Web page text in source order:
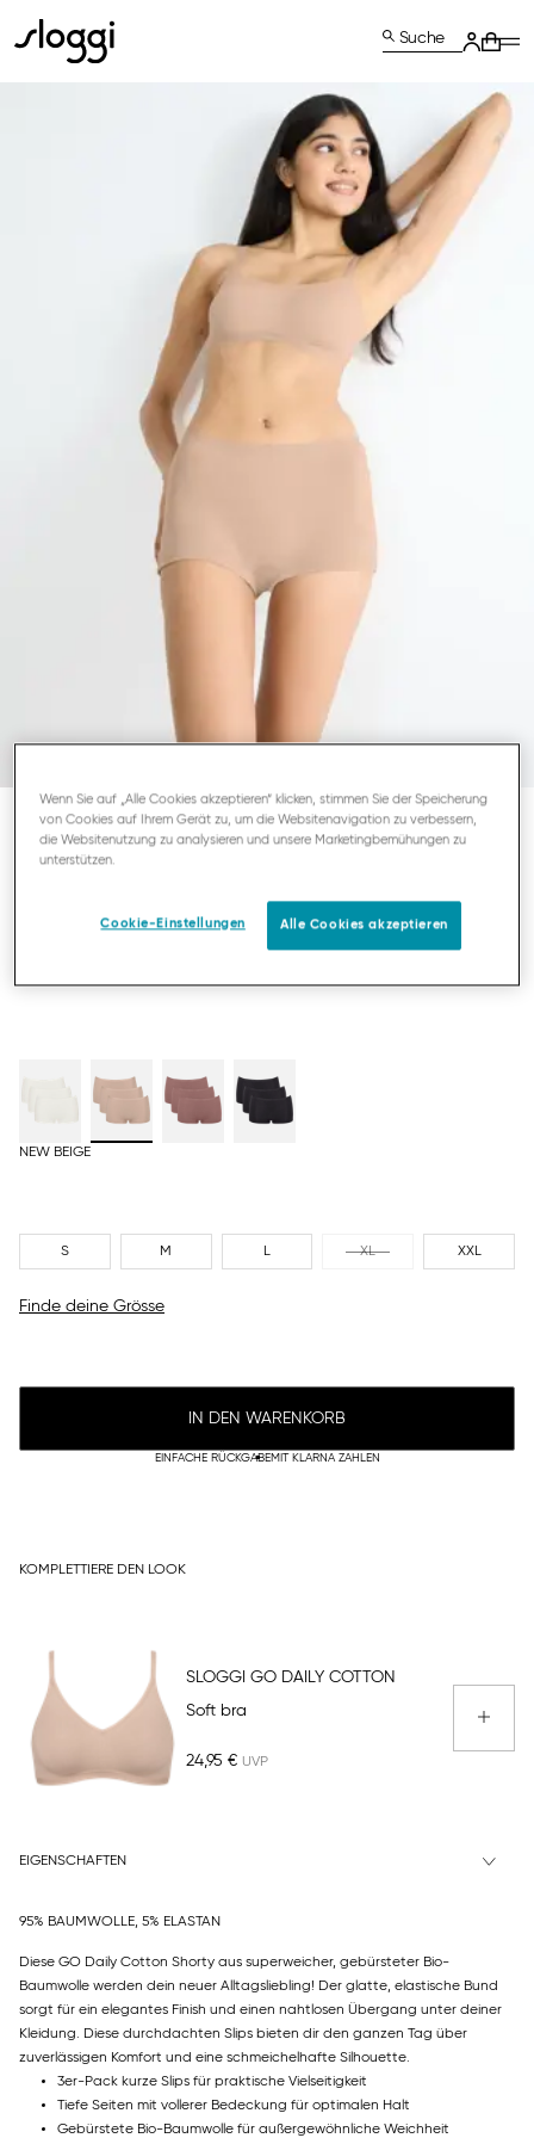
Suche
SLOGGI GO DAILY COTTON
NEW BEIGE
S M L XL XXL
Finde deine Grösse
IN DEN WARENKORB
EINFACHE RÜCKGABEMIT KLARNA ZAHLEN
KOMPLETTIERE DEN LOOK
SLOGGI GO DAILY COTTON
Soft bra
24,95 €
EIGENSCHAFTEN
95% BAUMWOLLE, 5% ELASTAN
Diese GO Daily Cotton Shorty aus superweicher, gebürsteter Bio-
Baumwolle werden dein neuer Alltagsliebling! Der glatte, elastische Bund
sorgt für ein elegantes Finish und einen nahtlosen Übergang unter deiner
Kleidung. Diese durchdachten Slips bieten dir den ganzen Tag über
zuverlässigen Komfort und eine schmeichelhafte Silhouette.
3er-Pack kurze Slips für praktische Vielseitigkeit
Tiefe Seiten mit vollerer Bedeckung für optimalen Halt
Gebürstete Bio-Baumwolle für außergewöhnliche Weichheit
Wenn Sie auf „Alle Cookies akzeptieren“ klicken, stimmen Sie der Speicherung
von Cookies auf Ihrem Gerät zu, um die Websitenavigation zu verbessern,
die Websitenutzung zu analysieren und unsere Marketingbemühungen zu
unterstützen.
Cookie-Einstellungen Alle Cookies akzeptieren